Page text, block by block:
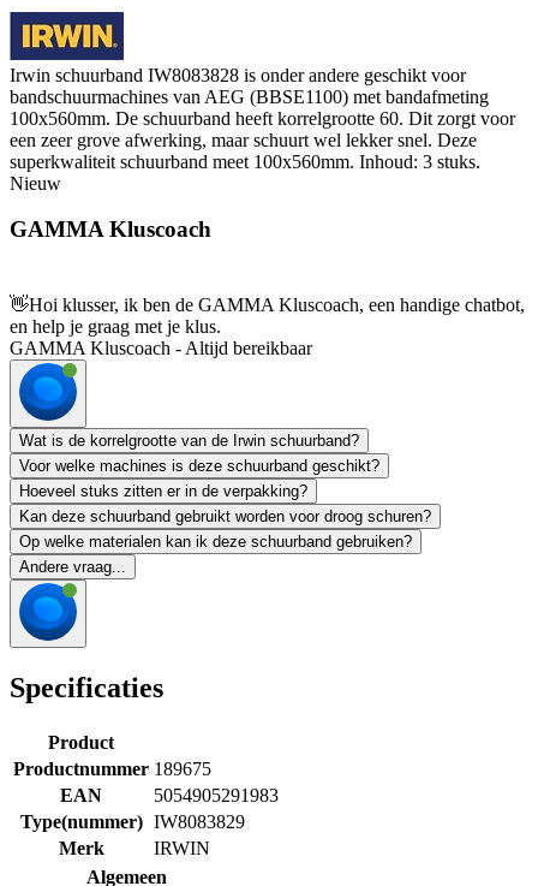
Irwin schuurband IW8083828 is onder andere geschikt voor
bandschuurmachines van AEG (BBSE1100) met bandafmeting
100x560mm. De schuurband heeft korrelgrootte 60. Dit zorgt voor
een zeer grove afwerking, maar schuurt wel lekker snel. Deze
superkwaliteit schuurband meet 100x560mm. Inhoud: 3 stuks.
Nieuw
GAMMA Kluscoach
👋Hoi klusser, ik ben de GAMMA Kluscoach, een handige chatbot,
en help je graag met je klus.
GAMMA Kluscoach - Altijd bereikbaar
Wat is de korrelgrootte van de Irwin schuurband?
Voor welke machines is deze schuurband geschikt?
Hoeveel stuks zitten er in de verpakking?
Kan deze schuurband gebruikt worden voor droog schuren?
Op welke materialen kan ik deze schuurband gebruiken?
Andere vraag...
Specificaties
Product
Productnummer 189675
EAN
5054905291983
Type(nummer) IW8083829
Merk
IRWIN
Algemeen